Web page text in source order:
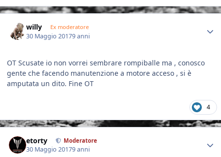
willy Ex moderatore
30 Maggio 20179 anni
OT Scusate io non vorrei sembrare rompiballe ma , conosco
gente che facendo manutenzione a motore acceso , si è
amputata un dito. Fine OT
4
etorty Moderatore
30 Maggio 20179 anni